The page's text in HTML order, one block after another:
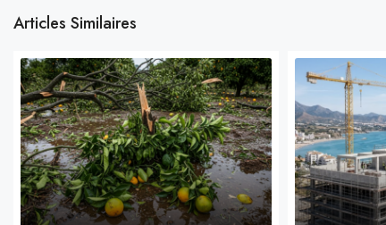
Articles Similaires